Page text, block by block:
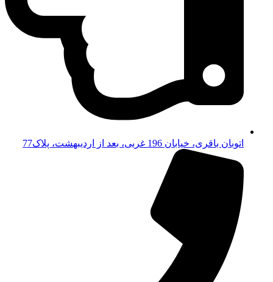
اتوبان باقری، خیابان 196 غربی، بعد از اردیبهشت، پلاک77